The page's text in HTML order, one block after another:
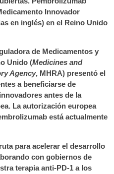
Innovador
en inglés) en el Reino Unido
de Medicamentos y
Unido (Medicines and
Agency, MHRA) presentó el
a beneficiarse de
antes de la
La autorización europea
está actualmente
para acelerar el desarrollo
con gobiernos de
terapia anti-PD-1 a los